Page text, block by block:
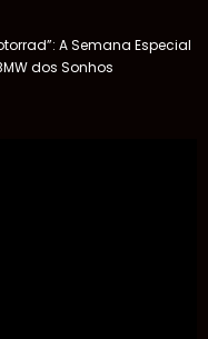
A Semana Especial
dos Sonhos